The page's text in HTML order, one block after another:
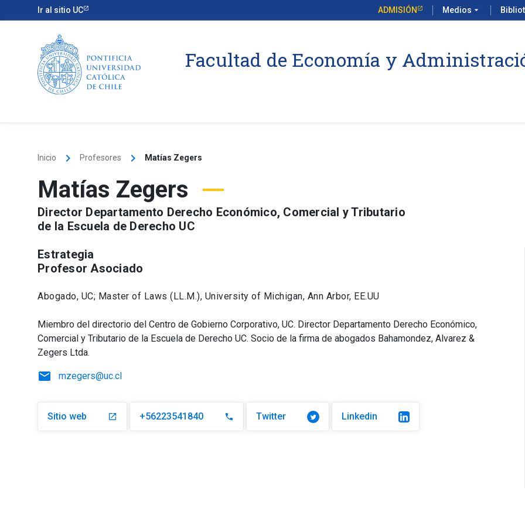
Ir al sitio UC ADMISIÓN Medios arrow_drop_down
Facultad de Economía y
Inicio keyboard_arrow_right Profesores keyboard_arrow_right Matías Zegers
Matías Zegers
Director Departamento Derecho Económico, Comercial y Tributario
de la Escuela de Derecho UC
Estrategia
Profesor Asociado
Abogado, UC; Master of Laws (LL.M.), University of Michigan, Ann Arbor, EE.UU
Miembro del directorio del Centro de Gobierno Corporativo, UC. Director Departamento Derecho Económico,
Comercial y Tributario de la Escuela de Derecho UC. Socio de la firma de abogados Bahamondez, Alvarez &
Zegers Ltda.
email mzegers@uc.cl
Sitio web launch +56223541840 phone Twitter Linkedin